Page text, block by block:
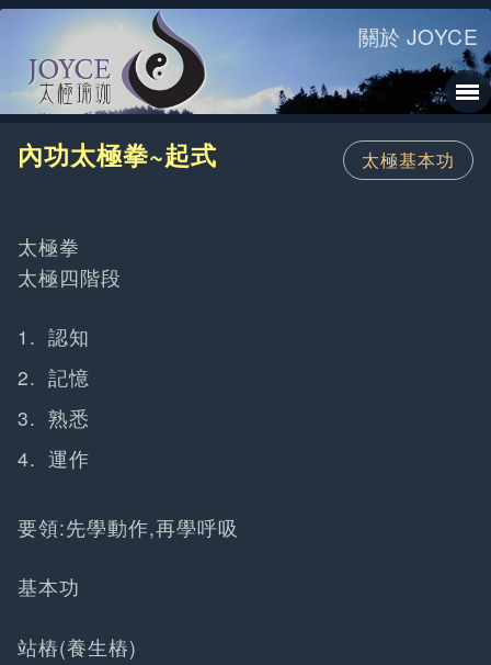
關於 JOYCE
太極基本功
內功太極拳~起式
太極拳
太極四階段
認知
記憶
熟悉
運作
要領:先學動作,再學呼吸
基本功
站樁(養生樁)